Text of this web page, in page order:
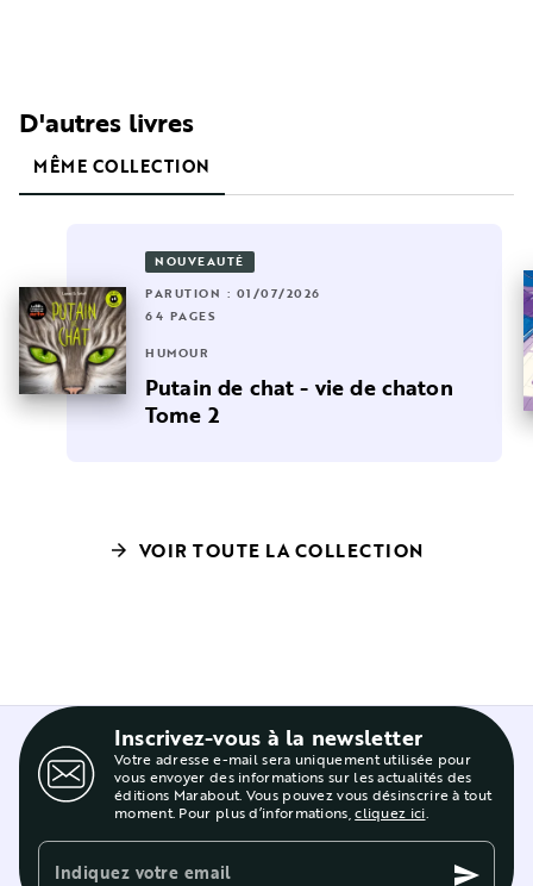
D'autres livres
MÊME COLLECTION
NOUVEAUTÉ
PARUTION : 01/07/2026
64 PAGES
HUMOUR
Putain de chat - vie de chaton
Tome 2
arrow_forward VOIR TOUTE LA COLLECTION
Inscrivez-vous à la newsletter
Votre adresse e-mail sera uniquement utilisée pour
vous envoyer des informations sur les actualités des
éditions Marabout. Vous pouvez vous désinscrire à tout
moment. Pour plus d’informations,cliquez ici.
Indiquez votre email send